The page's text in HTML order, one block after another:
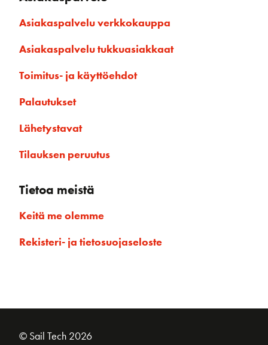
Asiakaspalvelu verkkokauppa
Asiakaspalvelu tukkuasiakkaat
Toimitus- ja käyttöehdot
Palautukset
Lähetystavat
Tilauksen peruutus
Tietoa meistä
Keitä me olemme
Rekisteri- ja tietosuojaseloste
© Sail Tech 2026